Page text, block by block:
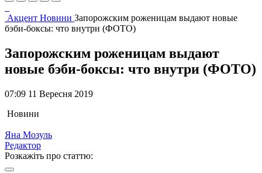
Акцент Новини Запорожским роженицам выдают новые
бэби-боксы: что внутри (ФОТО)
Запорожским роженицам выдают
новые бэби-боксы: что внутри (ФОТО)
07:09 11 Вересня 2019
Новини
Яна Мозуль
Редактор
Розкажіть про статтю: